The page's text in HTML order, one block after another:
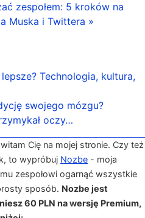
zespołem: 5 kroków na
Muska i Twittera »
Technologia, kultura,
swojego mózgu?
oczy…
Cię na mojej stronie. Czy też
to wypróbuj Nozbe - moja
zespołowi ogarnąć wszystkie
sposób. Nozbe jest
60 PLN na wersję Premium,